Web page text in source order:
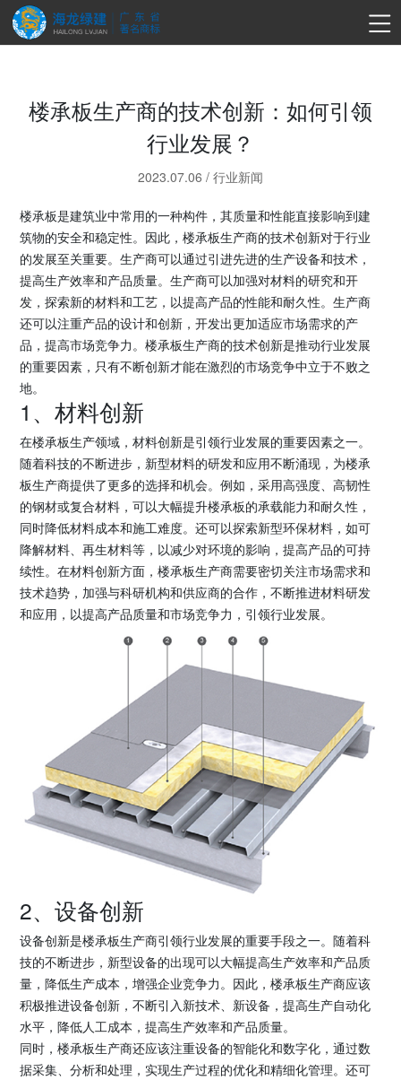
楼承板生产商的技术创新：如何引领
行业发展？
2023.07.06 / 行业新闻
楼承板是建筑业中常用的一种构件，其质量和性能直接影响到建
筑物的安全和稳定性。因此，楼承板生产商的技术创新对于行业
的发展至关重要。生产商可以通过引进先进的生产设备和技术，
提高生产效率和产品质量。生产商可以加强对材料的研究和开
发，探索新的材料和工艺，以提高产品的性能和耐久性。生产商
还可以注重产品的设计和创新，开发出更加适应市场需求的产
品，提高市场竞争力。楼承板生产商的技术创新是推动行业发展
的重要因素，只有不断创新才能在激烈的市场竞争中立于不败之
地。
1、材料创新
在楼承板生产领域，材料创新是引领行业发展的重要因素之一。
随着科技的不断进步，新型材料的研发和应用不断涌现，为楼承
板生产商提供了更多的选择和机会。例如，采用高强度、高韧性
的钢材或复合材料，可以大幅提升楼承板的承载能力和耐久性，
同时降低材料成本和施工难度。还可以探索新型环保材料，如可
降解材料、再生材料等，以减少对环境的影响，提高产品的可持
续性。在材料创新方面，楼承板生产商需要密切关注市场需求和
技术趋势，加强与科研机构和供应商的合作，不断推进材料研发
和应用，以提高产品质量和市场竞争力，引领行业发展。
2、设备创新
设备创新是楼承板生产商引领行业发展的重要手段之一。随着科
技的不断进步，新型设备的出现可以大幅提高生产效率和产品质
量，降低生产成本，增强企业竞争力。因此，楼承板生产商应该
积极推进设备创新，不断引入新技术、新设备，提高生产自动化
水平，降低人工成本，提高生产效率和产品质量。
同时，楼承板生产商还应该注重设备的智能化和数字化，通过数
据采集、分析和处理，实现生产过程的优化和精细化管理。还可